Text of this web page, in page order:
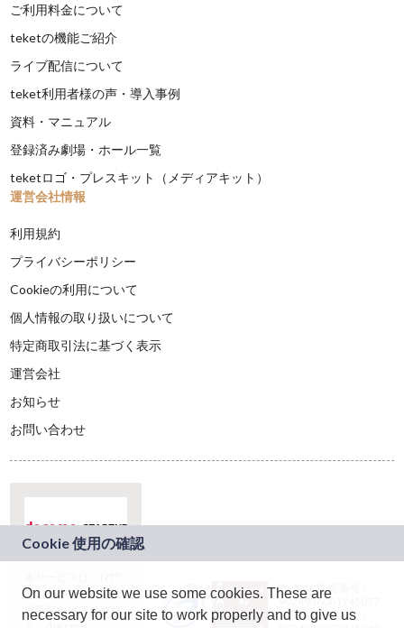
ご利用料金について
teketの機能ご紹介
ライブ配信について
teket利用者様の声・導入事例
資料・マニュアル
登録済み劇場・ホール一覧
teketロゴ・プレスキット（メディアキット）
運営会社情報
利用規約
プライバシーポリシー
Cookieの利用について
個人情報の取り扱いについて
特定商取引法に基づく表示
運営会社
お知らせ
お問い合わせ
ドコモグループの新
規事業創出プログラ
JASRAC許諾番号：
9024936001Y45037
JASRAC許諾番号：
On our website we use some cookies. These are
necessary for our site to work properly and to give us